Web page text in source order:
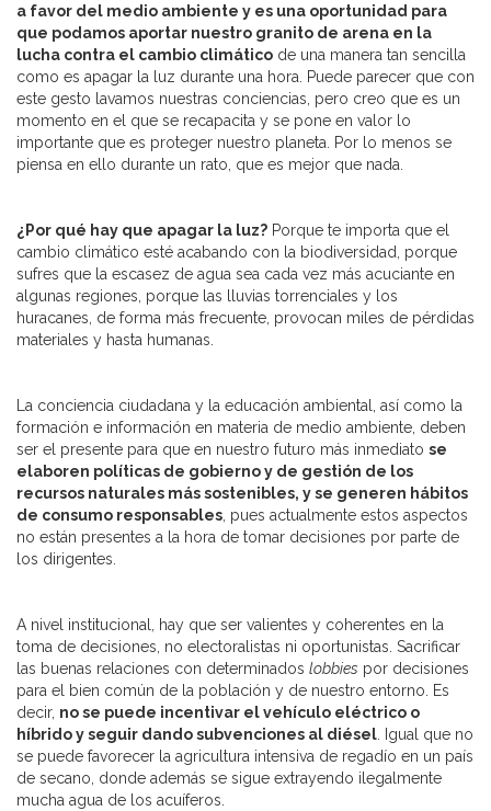
a favor del medio ambiente y es una oportunidad para
que podamos aportar nuestro granito de arena en la
lucha contra el cambio climático de una manera tan sencilla
como es apagar la luz durante una hora. Puede parecer que con
este gesto lavamos nuestras conciencias, pero creo que es un
momento en el que se recapacita y se pone en valor lo
importante que es proteger nuestro planeta. Por lo menos se
piensa en ello durante un rato, que es mejor que nada.
¿Por qué hay que apagar la luz? Porque te importa que el
cambio climático esté acabando con la biodiversidad, porque
sufres que la escasez de agua sea cada vez más acuciante en
algunas regiones, porque las lluvias torrenciales y los
huracanes, de forma más frecuente, provocan miles de pérdidas
materiales y hasta humanas.
La conciencia ciudadana y la educación ambiental, así como la
formación e información en materia de medio ambiente, deben
ser el presente para que en nuestro futuro más inmediato se
elaboren políticas de gobierno y de gestión de los
recursos naturales más sostenibles, y se generen hábitos
de consumo responsables , pues actualmente estos aspectos
no están presentes a la hora de tomar decisiones por parte de
los dirigentes.
A nivel institucional, hay que ser valientes y coherentes en la
toma de decisiones, no electoralistas ni oportunistas. Sacrificar
las buenas relaciones con determinados lobbies por decisiones
para el bien común de la población y de nuestro entorno. Es
decir, no se puede incentivar el vehículo eléctrico o
híbrido y seguir dando subvenciones al diésel . Igual que no
se puede favorecer la agricultura intensiva de regadío en un país
de secano, donde además se sigue extrayendo ilegalmente
mucha agua de los acuíferos.